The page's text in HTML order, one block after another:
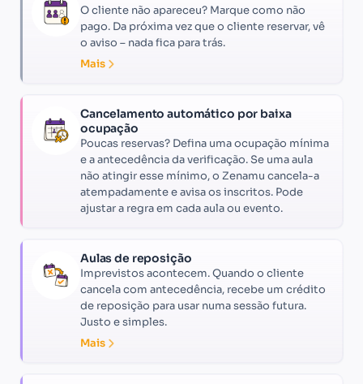
O cliente não apareceu? Marque como não
pago. Da próxima vez que o cliente reservar, vê
o aviso – nada fica para trás.
Mais
Cancelamento automático por baixa
ocupação
Poucas reservas? Defina uma ocupação mínima
e a antecedência da verificação. Se uma aula
não atingir esse mínimo, o Zenamu cancela-a
atempadamente e avisa os inscritos. Pode
ajustar a regra em cada aula ou evento.
Aulas de reposição
Imprevistos acontecem. Quando o cliente
cancela com antecedência, recebe um crédito
de reposição para usar numa sessão futura.
Justo e simples.
Mais